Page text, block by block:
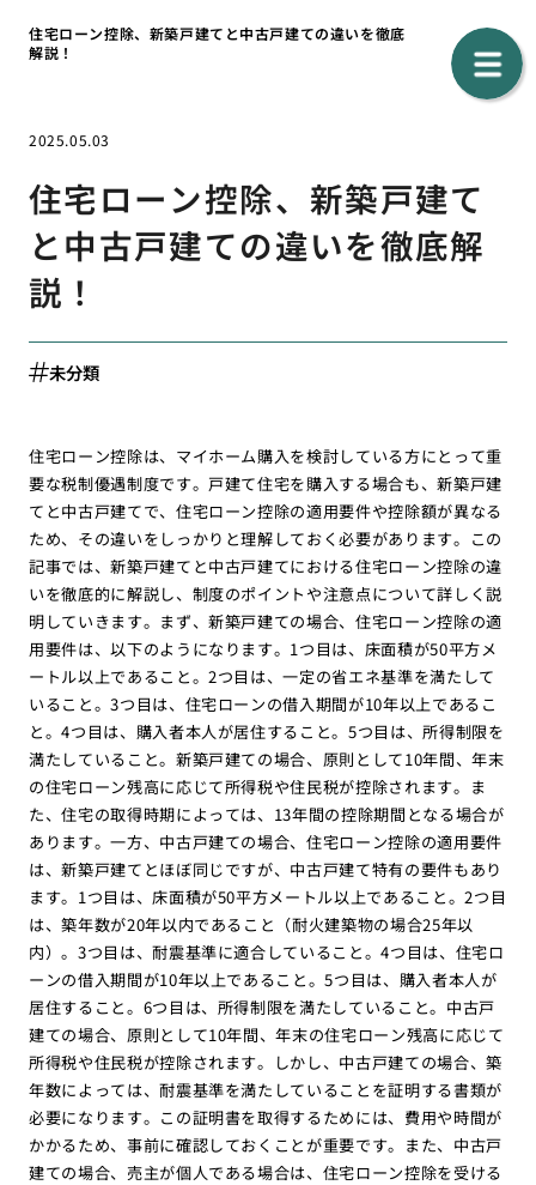
住宅ローン控除、新築戸建てと中古戸建ての違いを徹底
解説！
2025.05.03
住宅ローン控除、新築戸建て
と中古戸建ての違いを徹底解
説！
未分類
住宅ローン控除は、マイホーム購入を検討している方にとって重
要な税制優遇制度です。戸建て住宅を購入する場合も、新築戸建
てと中古戸建てで、住宅ローン控除の適用要件や控除額が異なる
ため、その違いをしっかりと理解しておく必要があります。この
記事では、新築戸建てと中古戸建てにおける住宅ローン控除の違
いを徹底的に解説し、制度のポイントや注意点について詳しく説
明していきます。まず、新築戸建ての場合、住宅ローン控除の適
用要件は、以下のようになります。1つ目は、床面積が50平方メ
ートル以上であること。2つ目は、一定の省エネ基準を満たして
いること。3つ目は、住宅ローンの借入期間が10年以上であるこ
と。4つ目は、購入者本人が居住すること。5つ目は、所得制限を
満たしていること。新築戸建ての場合、原則として10年間、年末
の住宅ローン残高に応じて所得税や住民税が控除されます。ま
た、住宅の取得時期によっては、13年間の控除期間となる場合が
あります。一方、中古戸建ての場合、住宅ローン控除の適用要件
は、新築戸建てとほぼ同じですが、中古戸建て特有の要件もあり
ます。1つ目は、床面積が50平方メートル以上であること。2つ目
は、築年数が20年以内であること（耐火建築物の場合25年以
内）。3つ目は、耐震基準に適合していること。4つ目は、住宅ロ
ーンの借入期間が10年以上であること。5つ目は、購入者本人が
居住すること。6つ目は、所得制限を満たしていること。中古戸
建ての場合、原則として10年間、年末の住宅ローン残高に応じて
所得税や住民税が控除されます。しかし、中古戸建ての場合、築
年数によっては、耐震基準を満たしていることを証明する書類が
必要になります。この証明書を取得するためには、費用や時間が
かかるため、事前に確認しておくことが重要です。また、中古戸
建ての場合、売主が個人である場合は、住宅ローン控除を受ける